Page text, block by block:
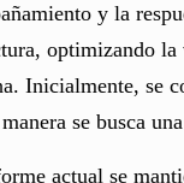
y la
optimizando
Inicialmente, se
se busca
actual se